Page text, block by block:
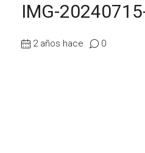
IMG-
2 años hace 0